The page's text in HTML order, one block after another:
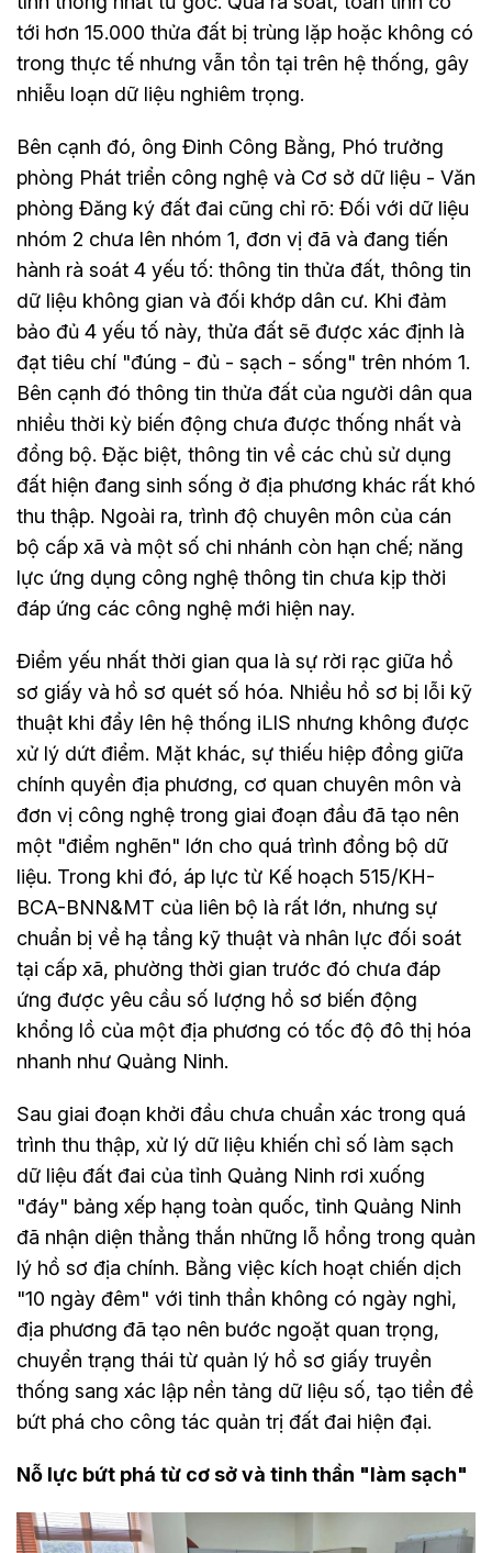
tới hơn 15.000 thửa đất bị trùng lặp hoặc không có
trong thực tế nhưng vẫn tồn tại trên hệ thống, gây
nhiễu loạn dữ liệu nghiêm trọng.
Bên cạnh đó, ông Đinh Công Bằng, Phó trưởng
phòng Phát triển công nghệ và Cơ sở dữ liệu - Văn
phòng Đăng ký đất đai cũng chỉ rõ: Đối với dữ liệu
nhóm 2 chưa lên nhóm 1, đơn vị đã và đang tiến
hành rà soát 4 yếu tố: thông tin thửa đất, thông tin
dữ liệu không gian và đối khớp dân cư. Khi đảm
bảo đủ 4 yếu tố này, thửa đất sẽ được xác định là
đạt tiêu chí "đúng - đủ - sạch - sống" trên nhóm 1.
Bên cạnh đó thông tin thửa đất của người dân qua
nhiều thời kỳ biến động chưa được thống nhất và
đồng bộ. Đặc biệt, thông tin về các chủ sử dụng
đất hiện đang sinh sống ở địa phương khác rất khó
thu thập. Ngoài ra, trình độ chuyên môn của cán
bộ cấp xã và một số chi nhánh còn hạn chế; năng
lực ứng dụng công nghệ thông tin chưa kịp thời
đáp ứng các công nghệ mới hiện nay.
Điểm yếu nhất thời gian qua là sự rời rạc giữa hồ
sơ giấy và hồ sơ quét số hóa. Nhiều hồ sơ bị lỗi kỹ
thuật khi đẩy lên hệ thống iLIS nhưng không được
xử lý dứt điểm. Mặt khác, sự thiếu hiệp đồng giữa
chính quyền địa phương, cơ quan chuyên môn và
đơn vị công nghệ trong giai đoạn đầu đã tạo nên
một "điểm nghẽn" lớn cho quá trình đồng bộ dữ
liệu. Trong khi đó, áp lực từ Kế hoạch 515/KH-
BCA-BNN&MT của liên bộ là rất lớn, nhưng sự
chuẩn bị về hạ tầng kỹ thuật và nhân lực đối soát
tại cấp xã, phường thời gian trước đó chưa đáp
ứng được yêu cầu số lượng hồ sơ biến động
khổng lồ của một địa phương có tốc độ đô thị hóa
nhanh như Quảng Ninh.
Sau giai đoạn khởi đầu chưa chuẩn xác trong quá
trình thu thập, xử lý dữ liệu khiến chỉ số làm sạch
dữ liệu đất đai của tỉnh Quảng Ninh rơi xuống
"đáy" bảng xếp hạng toàn quốc, tỉnh Quảng Ninh
đã nhận diện thẳng thắn những lỗ hổng trong quản
lý hồ sơ địa chính. Bằng việc kích hoạt chiến dịch
"10 ngày đêm" với tinh thần không có ngày nghỉ,
địa phương đã tạo nên bước ngoặt quan trọng,
chuyển trạng thái từ quản lý hồ sơ giấy truyền
thống sang xác lập nền tảng dữ liệu số, tạo tiền đề
bứt phá cho công tác quản trị đất đai hiện đại.
Nỗ lực bứt phá từ cơ sở và tinh thần "làm sạch"